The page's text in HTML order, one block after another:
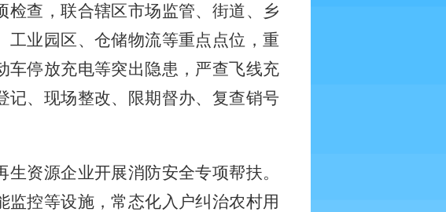
查，联合辖区市场监管、街道、乡
业园区、仓储物流等重点点位，重
车停放充电等突出隐患，严查飞线充
记、现场整改、限期督办、复查销号
资源企业开展消防安全专项帮扶。
控等设施，常态化入户纠治农村用